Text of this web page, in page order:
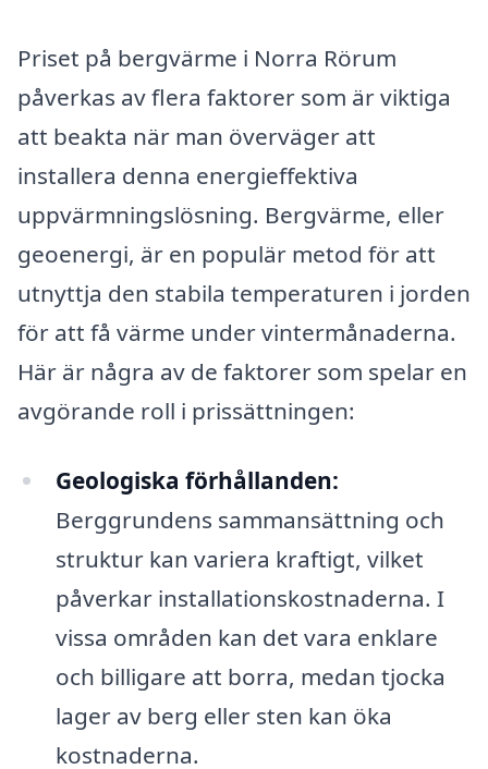
Priset på bergvärme i Norra Rörum
påverkas av flera faktorer som är viktiga
att beakta när man överväger att
installera denna energieffektiva
uppvärmningslösning. Bergvärme, eller
geoenergi, är en populär metod för att
utnyttja den stabila temperaturen i jorden
för att få värme under vintermånaderna.
Här är några av de faktorer som spelar en
avgörande roll i prissättningen:
Geologiska förhållanden:
Berggrundens sammansättning och
struktur kan variera kraftigt, vilket
påverkar installationskostnaderna. I
vissa områden kan det vara enklare
och billigare att borra, medan tjocka
lager av berg eller sten kan öka
kostnaderna.